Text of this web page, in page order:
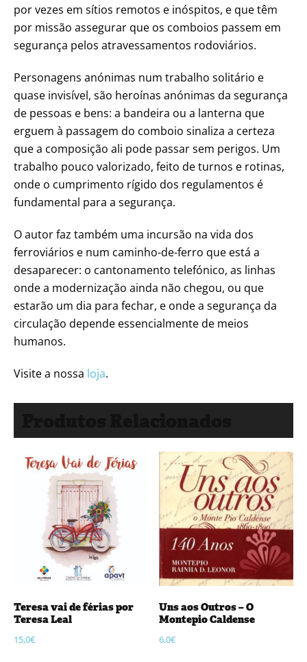
por vezes em sítios remotos e inóspitos, e que têm
por missão assegurar que os comboios passem em
segurança pelos atravessamentos rodoviários.
Personagens anónimas num trabalho solitário e
quase invisível, são heroínas anónimas da segurança
de pessoas e bens: a bandeira ou a lanterna que
erguem à passagem do comboio sinaliza a certeza
que a composição ali pode passar sem perigos. Um
trabalho pouco valorizado, feito de turnos e rotinas,
onde o cumprimento rígido dos regulamentos é
fundamental para a segurança.
O autor faz também uma incursão na vida dos
ferroviários e num caminho-de-ferro que está a
desaparecer: o cantonamento telefónico, as linhas
onde a modernização ainda não chegou, ou que
estarão um dia para fechar, e onde a segurança da
circulação depende essencialmente de meios
humanos.
Visite a nossa loja.
Teresa vai de férias por
Teresa Leal
15,0€
Uns aos Outros – O
Montepio Caldense
6,0€